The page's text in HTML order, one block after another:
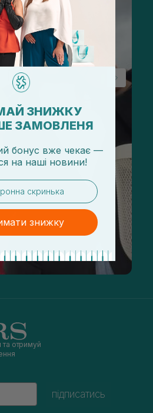
та отримуй
підписатись
ЗНИЖКУ
ЗАМОВЛЕНЯ
бонус вже чекає —
на наші новини!
знижку